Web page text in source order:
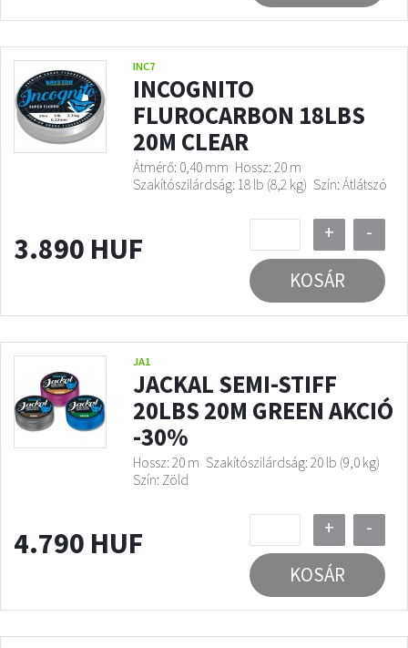
INC7
INCOGNITO
FLUROCARBON 18LBS
20M CLEAR
Átmérő: 0,40 mm Hossz: 20 m
Szakítószilárdság: 18 lb (8,2 kg) Szín: Átlátszó
3.890 HUF +
-
KOSÁR
JA1
JACKAL SEMI-STIFF
20LBS 20M GREEN AKCIÓ
-30%
Hossz: 20 m Szakítószilárdság: 20 lb (9,0 kg)
Szín: Zöld
4.790 HUF +
-
KOSÁR